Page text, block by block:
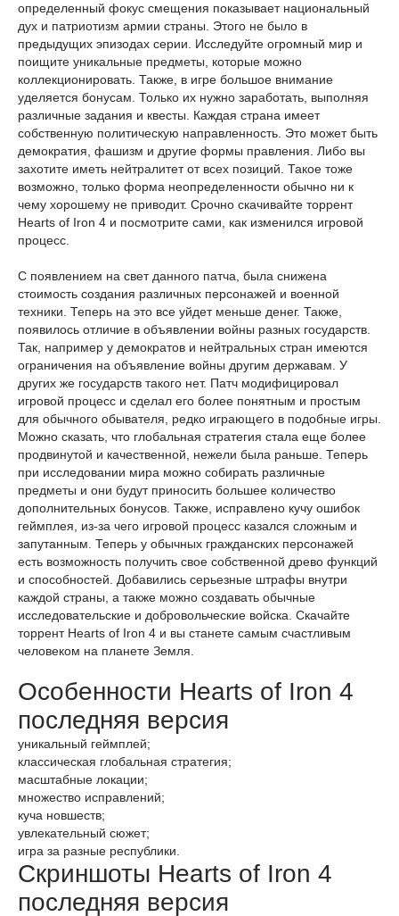
определенный фокус смещения показывает национальный
дух и патриотизм армии страны. Этого не было в
предыдущих эпизодах серии. Исследуйте огромный мир и
поищите уникальные предметы, которые можно
коллекционировать. Также, в игре большое внимание
уделяется бонусам. Только их нужно заработать, выполняя
различные задания и квесты. Каждая страна имеет
собственную политическую направленность. Это может быть
демократия, фашизм и другие формы правления. Либо вы
захотите иметь нейтралитет от всех позиций. Такое тоже
возможно, только форма неопределенности обычно ни к
чему хорошему не приводит. Срочно скачивайте торрент
Hearts of Iron 4 и посмотрите сами, как изменился игровой
процесс.
С появлением на свет данного патча, была снижена
стоимость создания различных персонажей и военной
техники. Теперь на это все уйдет меньше денег. Также,
появилось отличие в объявлении войны разных государств.
Так, например у демократов и нейтральных стран имеются
ограничения на объявление войны другим державам. У
других же государств такого нет. Патч модифицировал
игровой процесс и сделал его более понятным и простым
для обычного обывателя, редко играющего в подобные игры.
Можно сказать, что глобальная стратегия стала еще более
продвинутой и качественной, нежели была раньше. Теперь
при исследовании мира можно собирать различные
предметы и они будут приносить большее количество
дополнительных бонусов. Также, исправлено кучу ошибок
геймплея, из-за чего игровой процесс казался сложным и
запутанным. Теперь у обычных гражданских персонажей
есть возможность получить свое собственной древо функций
и способностей. Добавились серьезные штрафы внутри
каждой страны, а также можно создавать обычные
исследовательские и добровольческие войска. Скачайте
торрент Hearts of Iron 4 и вы станете самым счастливым
человеком на планете Земля.
Особенности Hearts of Iron 4
последняя версия
уникальный геймплей;
классическая глобальная стратегия;
масштабные локации;
множество исправлений;
куча новшеств;
увлекательный сюжет;
игра за разные республики.
Скриншоты Hearts of Iron 4
последняя версия